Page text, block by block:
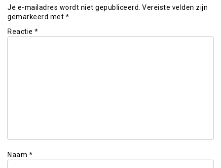
Je e-mailadres wordt niet gepubliceerd. Vereiste velden zijn
gemarkeerd met *
Reactie *
Naam *